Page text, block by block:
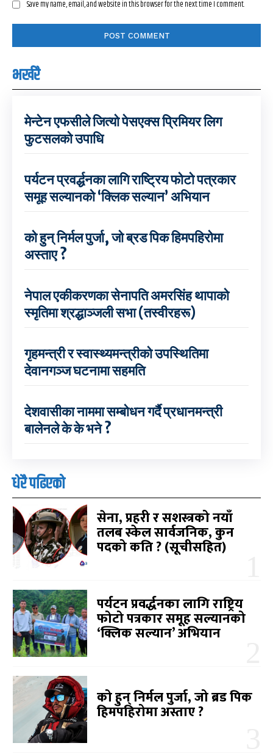
Save my name, email, and website in this browser for the next time I comment.
भर्खरै
मेन्टेन एफसीले जित्यो पेसएक्स प्रिमियर लिग
फुटसलको उपाधि
पर्यटन प्रवर्द्धनका लागि राष्ट्रिय फोटो पत्रकार
समूह सल्यानको ‘क्लिक सल्यान’ अभियान
को हुन् निर्मल पुर्जा, जो ब्रड पिक हिमपहिरोमा
अस्ताए ?
नेपाल एकीकरणका सेनापति अमरसिंह थापाको
स्मृतिमा श्रद्धाञ्जली सभा (तस्वीरहरू)
गृहमन्त्री र स्वास्थ्यमन्त्रीको उपस्थितिमा
देवानगञ्ज घटनामा सहमति
देशवासीका नाममा सम्बोधन गर्दै प्रधानमन्त्री
बालेनले के के भने ?
धेरै पढिएको
सेना, प्रहरी र सशस्त्रको नयाँ
तलब स्केल सार्वजनिक, कुन
पदको कति ? (सूचीसहित)
पर्यटन प्रवर्द्धनका लागि राष्ट्रिय
फोटो पत्रकार समूह सल्यानको
‘क्लिक सल्यान’ अभियान
को हुन् निर्मल पुर्जा, जो ब्रड पिक
हिमपहिरोमा अस्ताए ?